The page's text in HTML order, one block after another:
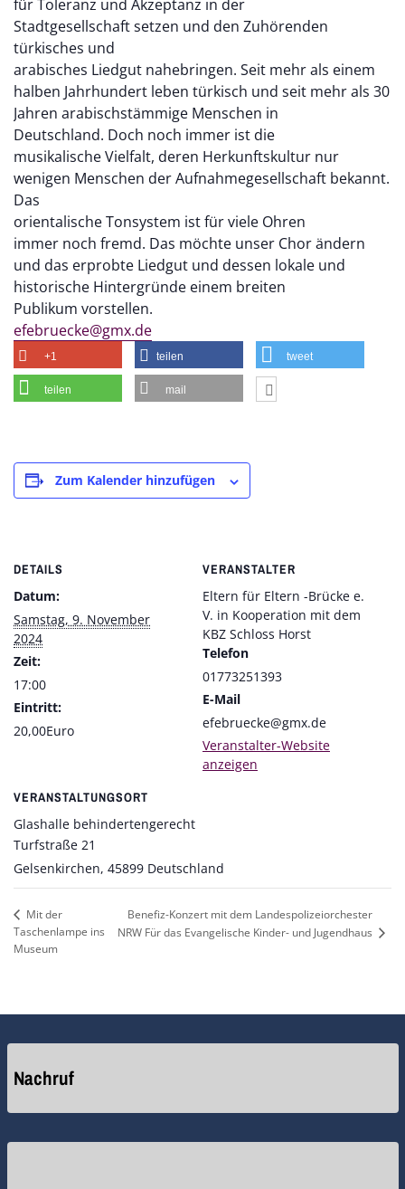
für Toleranz und Akzeptanz in der
Stadtgesellschaft setzen und den Zuhörenden
türkisches und
arabisches Liedgut nahebringen. Seit mehr als einem
halben Jahrhundert leben türkisch und seit mehr als 30
Jahren arabischstämmige Menschen in
Deutschland. Doch noch immer ist die
musikalische Vielfalt, deren Herkunftskultur nur
wenigen Menschen der Aufnahmegesellschaft bekannt.
Das
orientalische Tonsystem ist für viele Ohren
immer noch fremd. Das möchte unser Chor ändern
und das erprobte Liedgut und dessen lokale und
historische Hintergründe einem breiten
Publikum vorstellen.
efebruecke@gmx.de
+1 teilen tweet
teilen mail
Zum Kalender hinzufügen
DETAILS
Datum:
Samstag, 9. November
2024
Zeit:
17:00
Eintritt:
20,00Euro
VERANSTALTUNGSORT
Glashalle behindertengerecht
Turfstraße 21
Gelsenkirchen, 45899 Deutschland
VERANSTALTER
Eltern für Eltern -Brücke e.
V. in Kooperation mit dem
KBZ Schloss Horst
Telefon
01773251393
E-Mail
efebruecke@gmx.de
Veranstalter-Website
anzeigen
Mit der
Taschenlampe ins
Museum
Benefiz-Konzert mit dem Landespolizeiorchester
NRW Für das Evangelische Kinder- und Jugendhaus
Nachruf